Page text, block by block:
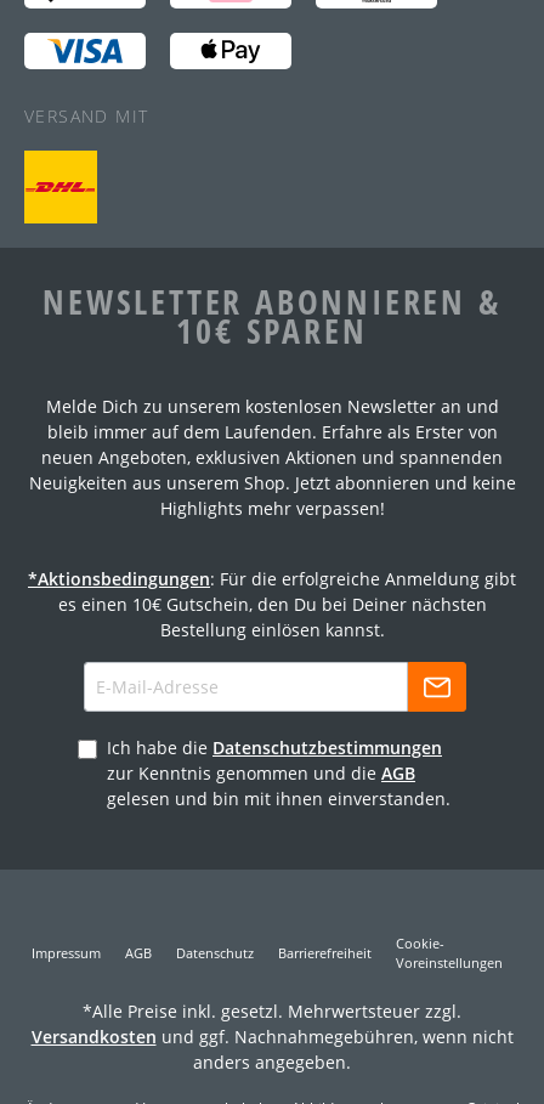
VERSAND MIT
NEWSLETTER ABONNIEREN &
10€ SPAREN
Melde Dich zu unserem kostenlosen Newsletter an und
bleib immer auf dem Laufenden. Erfahre als Erster von
neuen Angeboten, exklusiven Aktionen und spannenden
Neuigkeiten aus unserem Shop. Jetzt abonnieren und keine
Highlights mehr verpassen!
*Aktionsbedingungen: Für die erfolgreiche Anmeldung gibt
es einen 10€ Gutschein, den Du bei Deiner nächsten
Bestellung einlösen kannst.
Ich habe die Datenschutzbestimmungen
zur Kenntnis genommen und die AGB
gelesen und bin mit ihnen einverstanden.
Impressum AGB Datenschutz Barrierefreiheit
Cookie-
Voreinstellungen
*Alle Preise inkl. gesetzl. Mehrwertsteuer zzgl.
Versandkosten und ggf. Nachnahmegebühren, wenn nicht
anders angegeben.